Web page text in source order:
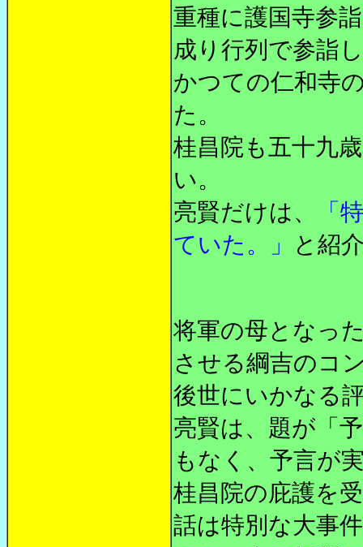
重種に護国寺参
成り行列で参詣
かつての仁和寺
た。
桂昌院も五十九
い。
亮賢だけは、
「
ていた。」
と紹
将軍の母となっ
させる綱吉のコ
後世にいかなる
亮賢は、題が「
もなく、予言が
桂昌院の庇護を
話は特別な大事